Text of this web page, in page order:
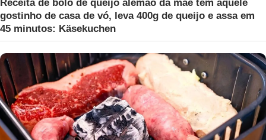
Receita de bolo de queijo alemão da mãe tem aquele
gostinho de casa de vó, leva 400g de queijo e assa em
45 minutos: Käsekuchen